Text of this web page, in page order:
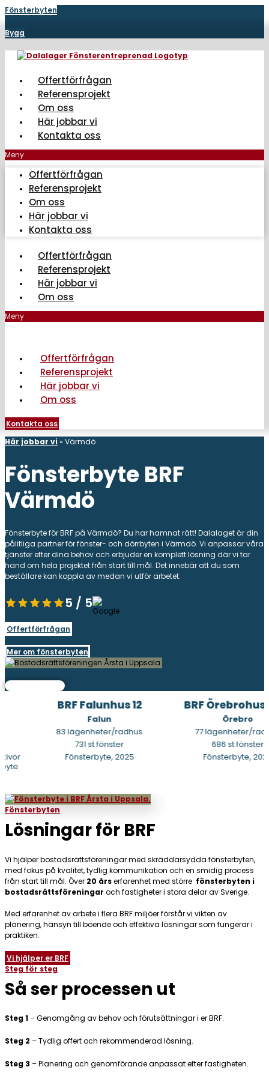
Hoppa
innehåll
Fönsterbyten
Bygg
Offertförfrågan
Referensprojekt
Om oss
Här jobbar vi
Kontakta oss
Meny
Offertförfrågan
Referensprojekt
Om oss
Här jobbar vi
Kontakta oss
Offertförfrågan
Referensprojekt
Här jobbar vi
Om oss
Meny
Offertförfrågan
Referensprojekt
Här jobbar vi
Om oss
Kontakta oss
Här jobbar vi » Värmdö
Fönsterbyte BRF
Värmdö
Fönsterbyte för BRF på Värmdö? Du har hamnat rätt! Dalalaget är din
pålitliga partner för fönster- och dörrbyten i Värmdö. Vi anpassar våra
tjänster efter dina behov och erbjuder en komplett lösning där vi tar
hand om hela projektet från start till mål. Det innebär att du som
beställare kan koppla av medan vi utför arbetet.
5 / 5
Offertförfrågan
Mer om fönsterbyten
BRF Falunhus 12
Falun
83 lägenheter/radhus
731 st fönster
Fönsterbyte, 2025
BRF Örebrohus
Örebro
77 lägenheter/
686 st fönster
Fönsterbyte, 2025
Fönsterbyten
Lösningar för BRF
Vi hjälper bostadsrättsföreningar med skräddarsydda fönsterbyten,
med fokus på kvalitet, tydlig kommunikation och en smidig process
från start till mål. Över 20 årserfarenhet med större fönsterbyten i
bostadsrättsföreningar och fastigheter i stora delar av Sverige.
Med erfarenhet av arbete i flera BRF miljöer förstår vi vikten av
planering, hänsyn till boende och effektiva lösningar som fungerar i
praktiken.
Vi hjälper er BRF
Steg för steg
Så ser processen ut
Steg 1– Genomgång av behov och förutsättningar i er BRF.
Steg 2 – Tydlig offert och rekommenderad lösning.
Steg 3 –Planering och genomförande anpassat efter fastigheten.